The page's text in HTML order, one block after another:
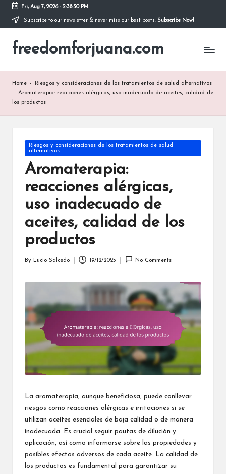
Skip
content
Fri, Aug 7, 2026- 2:38:31 PM
Subscribe to our newsletter & never miss our best posts. Subscribe Now!
freedomforjuana.com
Home -
Riesgos y consideraciones de los tratamientos de salud alternativos
-
Aromaterapia: reacciones alérgicas, uso inadecuado de aceites, calidad de
los productos
Posted
in
Riesgos y consideraciones de los tratamientos de salud
alternativos
Aromaterapia:
reacciones alérgicas,
uso inadecuado de
aceites, calidad de los
productos
By Lucio Salcedo 19/12/2025 No Comments
La aromaterapia, aunque beneficiosa, puede conllevar
riesgos como reacciones alérgicas e irritaciones si se
utilizan aceites esenciales de baja calidad o de manera
inadecuada. Es crucial seguir pautas de dilución y
aplicación, así como informarse sobre las propiedades y
posibles efectos adversos de cada aceite. La calidad de
los productos es fundamental para garantizar su